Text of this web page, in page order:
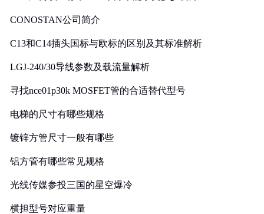
CONOSTAN公司简介
C13和C14插头国标与欧标的区别及其标准解析
LGJ-240/30导线参数及载流量解析
寻找nce01p30k MOSFET管的合适替代型号
电梯的尺寸有哪些规格
镀锌方管尺寸一般有哪些
铝方管有哪些常见规格
光线传媒参投三国的星空爆冷
横担型号对应重量